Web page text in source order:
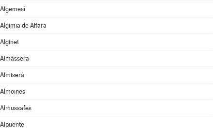
Algemesí
Algimia de Alfara
Alginet
Almàssera
Almiserà
Almoines
Almussafes
Alpuente